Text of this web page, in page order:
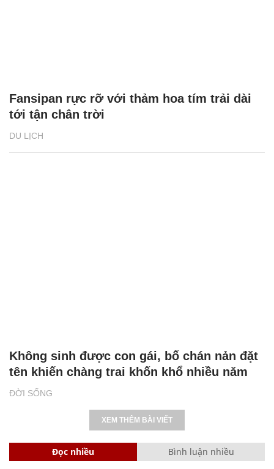
DU LỊCH
Fansipan rực rỡ với thảm hoa tím trải dài
tới tận chân trời
ĐỜI SỐNG
Không sinh được con gái, bố chán nản đặt
tên khiến chàng trai khốn khổ nhiều năm
XEM THÊM BÀI VIẾT
Đọc nhiều Bình luận nhiều